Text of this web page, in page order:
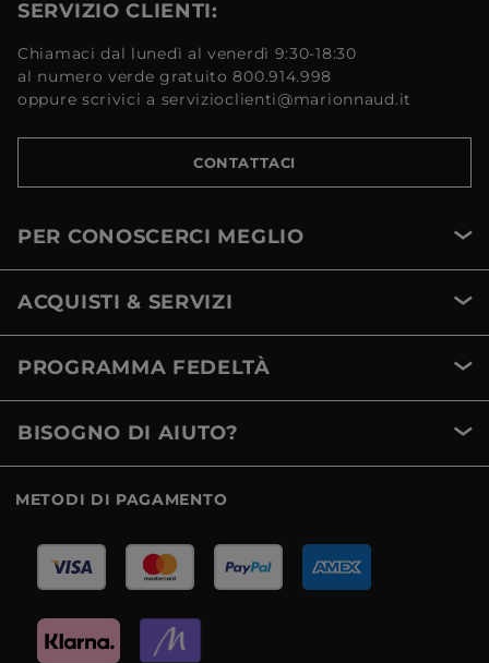
SERVIZIO CLIENTI:
Chiamaci dal lunedì al venerdì 9:30-18:30
al numero verde gratuito 800.914.998
oppure scrivici a servizioclienti@marionnaud.it
CONTATTACI
PER CONOSCERCI MEGLIO
ACQUISTI & SERVIZI
PROGRAMMA FEDELTÀ
BISOGNO DI AIUTO?
METODI DI PAGAMENTO